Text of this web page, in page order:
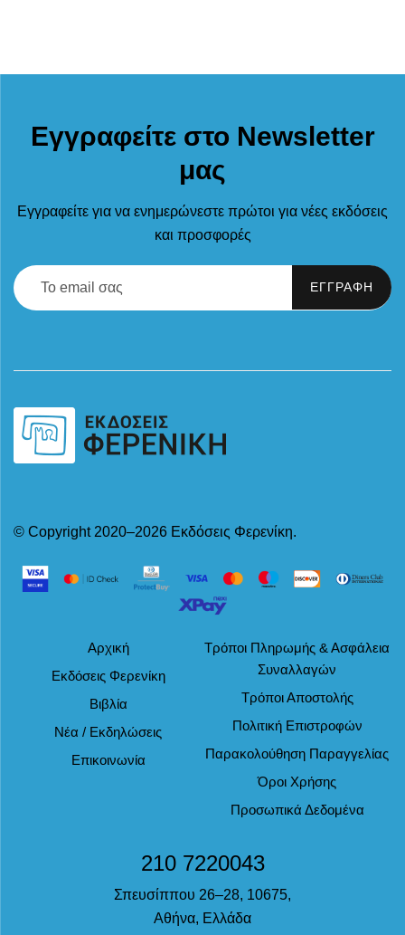
Εγγραφείτε στο Newsletter
μας
Εγγραφείτε για να ενημερώνεστε πρώτοι για νέες εκδόσεις
και προσφορές
© Copyright 2020–2026 Εκδόσεις Φερενίκη.
Αρχική
Εκδόσεις Φερενίκη
Βιβλία
Νέα / Εκδηλώσεις
Επικοινωνία
Τρόποι Πληρωμής & Ασφάλεια
Συναλλαγών
Τρόποι Αποστολής
Πολιτική Επιστροφών
Παρακολούθηση Παραγγελίας
Όροι Χρήσης
Προσωπικά Δεδομένα
210 7220043
Σπευσίππου 26–28, 10675,
Αθήνα, Ελλάδα